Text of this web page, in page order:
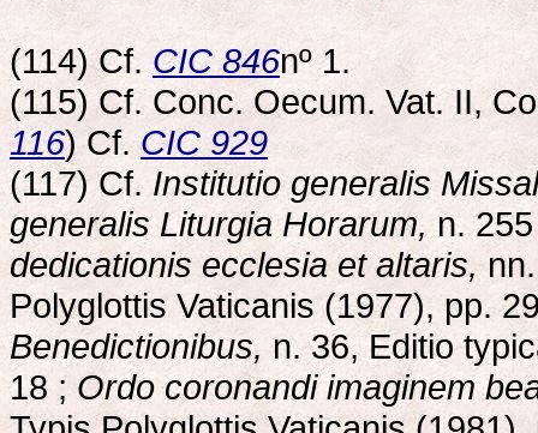
(114) Cf.CIC 846nº 1.
(115) Cf. Conc. Oecum. Vat. II,
116) Cf.CIC 929
(117) Cf.Institutio generalis
generalis Liturgia Horarum,n.
dedicationis ecclesia et altaris,nn.
Polyglottis Vaticanis (1977), pp.
Benedictionibus, n. 36, Editio
18 ;Ordo coronandi imaginem